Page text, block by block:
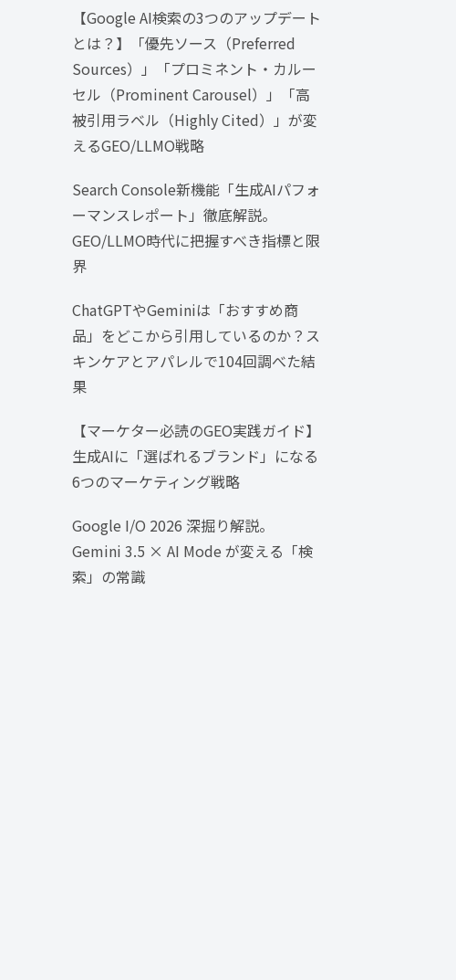
【Google AI検索の3つのアップデート
とは？】「優先ソース（Preferred
Sources）」「プロミネント・カルー
セル（Prominent Carousel）」「高
被引用ラベル（Highly Cited）」が変
えるGEO/LLMO戦略
Search Console新機能「生成AIパフォ
ーマンスレポート」徹底解説。
GEO/LLMO時代に把握すべき指標と限
界
ChatGPTやGeminiは「おすすめ商
品」をどこから引用しているのか？ス
キンケアとアパレルで104回調べた結
果
【マーケター必読のGEO実践ガイド】
生成AIに「選ばれるブランド」になる
6つのマーケティング戦略
Google I/O 2026 深掘り解説。
Gemini 3.5 × AI Mode が変える「検
索」の常識